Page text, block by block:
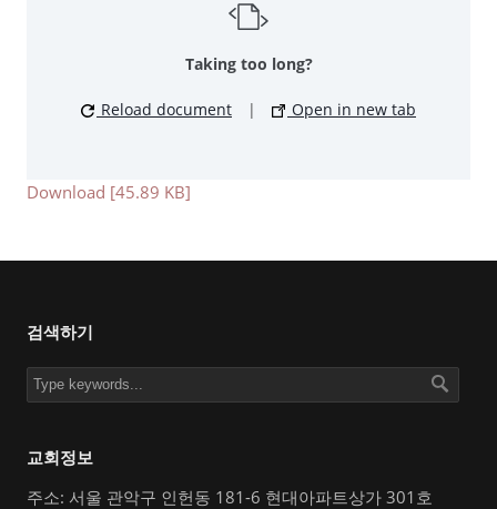
Taking too long?
Reload document | Open in new tab
Download [45.89 KB]
검색하기
교회정보
주소: 서울 관악구 인헌동 181-6 현대아파트상가 301호